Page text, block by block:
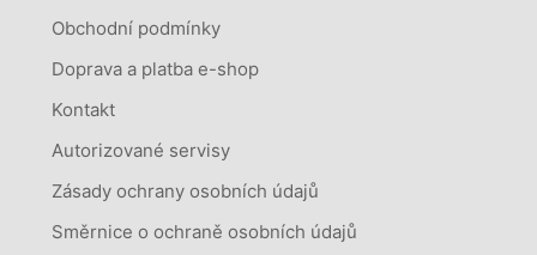
Obchodní podmínky
Doprava a platba e-shop
Kontakt
Autorizované servisy
Zásady ochrany osobních údajů
Směrnice o ochraně osobních údajů